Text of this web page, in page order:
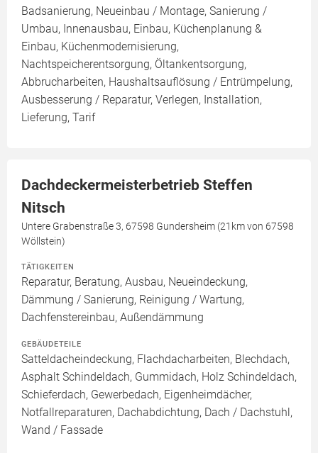
Badsanierung, Neueinbau / Montage, Sanierung /
Umbau, Innenausbau, Einbau, Küchenplanung &
Einbau, Küchenmodernisierung,
Nachtspeicherentsorgung, Öltankentsorgung,
Abbrucharbeiten, Haushaltsauflösung / Entrümpelung,
Ausbesserung / Reparatur, Verlegen, Installation,
Lieferung, Tarif
Dachdeckermeisterbetrieb Steffen
Nitsch
Untere Grabenstraße 3, 67598 Gundersheim (21km von 67598
Wöllstein)
TÄTIGKEITEN
Reparatur, Beratung, Ausbau, Neueindeckung,
Dämmung / Sanierung, Reinigung / Wartung,
Dachfenstereinbau, Außendämmung
GEBÄUDETEILE
Satteldacheindeckung, Flachdacharbeiten, Blechdach,
Asphalt Schindeldach, Gummidach, Holz Schindeldach,
Schieferdach, Gewerbedach, Eigenheimdächer,
Notfallreparaturen, Dachabdichtung, Dach / Dachstuhl,
Wand / Fassade